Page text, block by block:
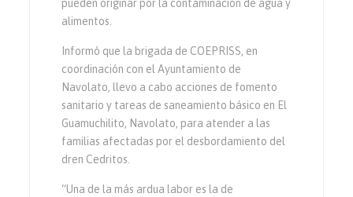
pueden originar por la contaminación de agua y
alimentos.
Informó que la brigada de COEPRISS, en
coordinación con el Ayuntamiento de
Navolato, llevo a cabo acciones de fomento
sanitario y tareas de saneamiento básico en El
Guamuchilito, Navolato, para atender a las
familias afectadas por el desbordamiento del
dren Cedritos.
“Una de la más ardua labor es la de